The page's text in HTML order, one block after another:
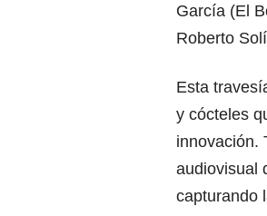
García (El
Roberto
Esta
y cócteles
innovación.
audiovisual
capturando